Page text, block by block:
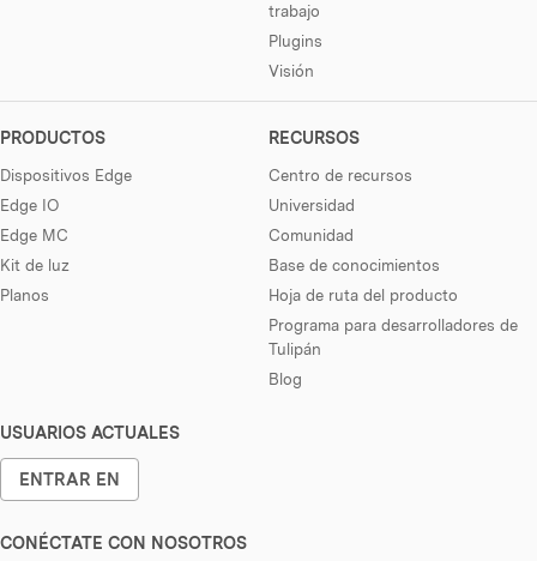
trabajo
Plugins
Visión
PRODUCTOS
Dispositivos Edge
Edge IO
Edge MC
Kit de luz
Planos
RECURSOS
Centro de recursos
Universidad
Comunidad
Base de conocimientos
Hoja de ruta del producto
Programa para desarrolladores de
Tulipán
Blog
USUARIOS ACTUALES
ENTRAR EN
CONÉCTATE CON NOSOTROS